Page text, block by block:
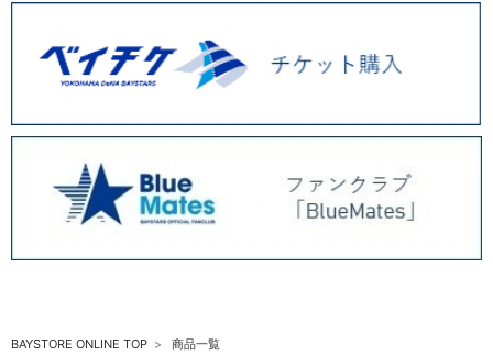
BAYSTORE ONLINE TOP 商品一覧